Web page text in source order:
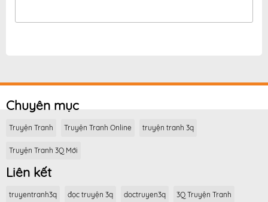
Chuyên mục
Truyện Tranh Truyện Tranh Online truyện tranh 3q
Truyện Tranh 3Q Mới
Liên kết
truyentranh3q đọc truyện 3q doctruyen3q 3Q Truyện Tranh